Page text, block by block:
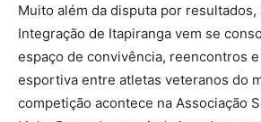
Muito além da disputa por resultados,
Integração de Itapiranga vem se
espaço de convivência, reencontros
esportiva entre atletas veteranos do
competição acontece na Associação